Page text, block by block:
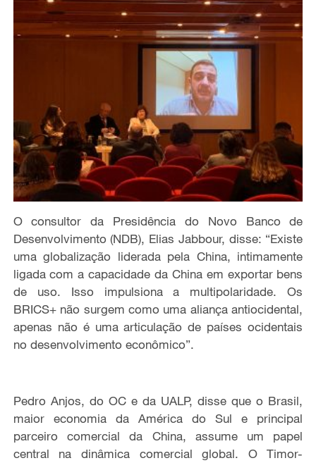
O consultor da Presidência do Novo Banco de
Desenvolvimento (NDB), Elias Jabbour, disse: “Existe
uma globalização liderada pela China, intimamente
ligada com a capacidade da China em exportar bens
de uso. Isso impulsiona a multipolaridade. Os
BRICS+ não surgem como uma aliança antiocidental,
apenas não é uma articulação de países ocidentais
no desenvolvimento econômico”.
Pedro Anjos, do OC e da UALP, disse que o Brasil,
maior economia da América do Sul e principal
parceiro comercial da China, assume um papel
central na dinâmica comercial global. O Timor-